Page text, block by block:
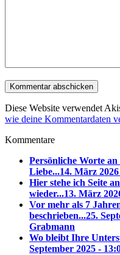
Diese Website verwendet
wie deine Kommentardaten
Kommentare
Persönliche Worte
Liebe...14. März
Hier stehe ich Seite
wieder...13. März
Vor mehr als 7
beschrieben...25.
Grabmann
Wo bleibt Ihre
September 2025 -